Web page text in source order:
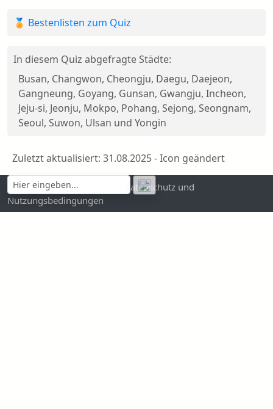
🏅 Bestenlisten zum Quiz
In diesem Quiz abgefragte Städte:
Busan, Changwon, Cheongju, Daegu, Daejeon,
Gangneung, Goyang, Gunsan, Gwangju, Incheon,
Jeju-si, Jeonju, Mokpo, Pohang, Sejong, Seongnam,
Seoul, Suwon, Ulsan und Yongin
Zuletzt aktualisiert: 31.08.2025 - Icon geändert
Kontakt und Impressum
Datenschutz und
Nutzungsbedingungen